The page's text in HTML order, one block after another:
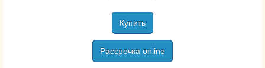
Купить
Рассрочка online